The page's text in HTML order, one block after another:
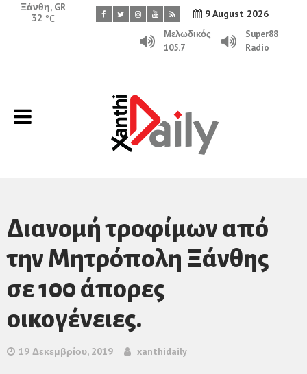
9 August 2026
Ξάνθη, GR
32 °C
Μελωδικός
105.7
Super88
Radio
Διανομή τροφίμων από
την Μητρόπολη Ξάνθης
σε 100 άπορες
οικογένειες.
19 Δεκεμβρίου, 2019 xanthidaily